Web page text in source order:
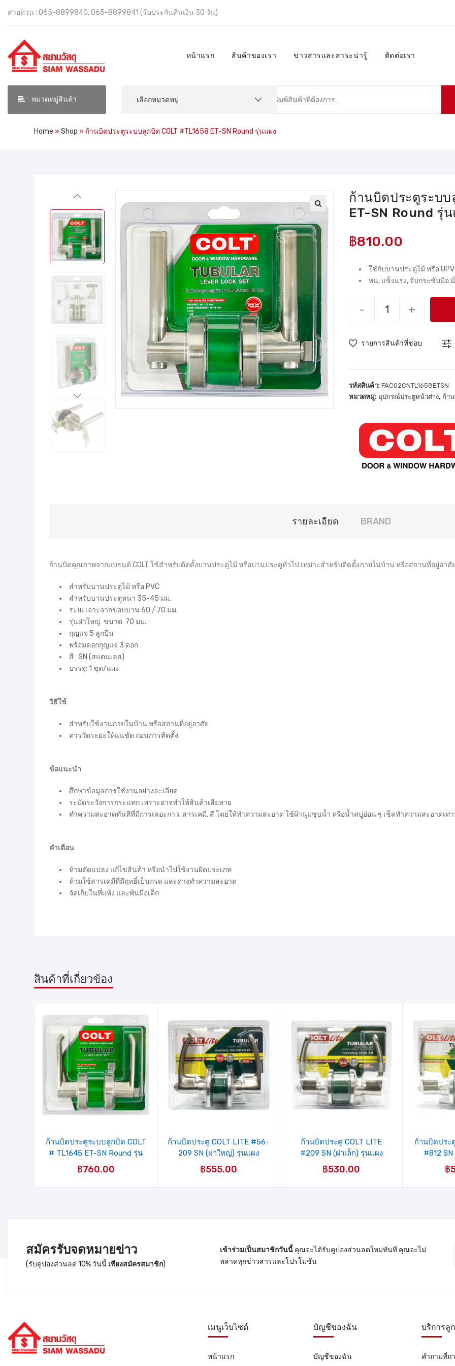
สายด่วน : 065-8899840, 065-8899841 (รับประกันคืนเงิน 30 วัน)
หน้าแรก สินค้าของเรา ข่าวสารและสาระน่ารู้ ติดต่อเรา
หมวดหมู่สินค้า
Home »Shop » ก้านบิดประตูระบบลูกบิด COLT #TL1658 ET-SN Round รุ่นแผง
ก้านบิดประตูระบบ
ET-SN Round รุ่
฿810.00
ใช้กับบานประตูไม้ หรือ
ทน, แข็งแรง, จับกระชับมือ
- +
รายการสินค้าที่ชอบ
รหัสสินค้า: FAC02CNTL1658ETSN
หมวดหมู่: อุปกรณ์ประตูหน้าต่าง, ก้า
รายละเอียด BRAND
ก้านบิดคุณภาพจากแบรนด์ COLT ใช้สำหรับติดตั้งบานประตูไม้ หรือบานประตูทั่วไป เหมาะสำหรับติดตั้งภายในบ้าน หรือสถานที่อยู่อาศั
สำหรับบานประตูไม้ หรือ PVC
สำหรับบานประตูหนา 35-45 มม.
ระยะเจาะจากขอบบาน 60 / 70 มม.
รุ่นฝาใหญ่ ขนาด 70 มม.
กุญแจ 5 ลูกปืน
พร้อมดอกกุญแจ 3 ดอก
สี : SN (สแตนเลส)
บรรจุ: 1 ชุด/แผง
วิธีใช้
สำหรับใช้งานภายในบ้าน หรือสถานที่อยู่อาศัย
ควรวัดระยะให้แน่ชัด ก่อนการติดตั้ง
ข้อแนะนำ
ศึกษาข้อมูลการใช้งานอย่างละเอียด
ระมัดระวังการกระแทก เพราะอาจทำให้สินค้าเสียหาย
ทำความสะอาดทันทีที่มีการเลอะกาว, สารเคมี, สี โดยให้ทำความสะอาด ใช้ผ้านุ่มชุบน้ำ หรือน้ำสบู่อ่อน ๆ เช็ดทำความสะอาดเท่
คำเตือน
ห้ามดัดแปลง แก้ไขสินค้า หรือนำไปใช้งานผิดประเภท
ห้ามใช้สารเคมีที่มีฤทธิ์เป็นกรด และด่างทำความสะอาด
จัดเก็บในที่แห้ง และพ้นมือเด็ก
สินค้าที่เกี่ยวข้อง
รายการ
สินค้าที่
ชอบ
ก้านบิดประตูระบบลูกบิด COLT
# TL1645 ET-SN Round รุ่น
แผง
฿760.00
รายการ
สินค้าที่
ชอบ
ก้านบิดประตู COLT LITE #56-
209 SN (ฝาใหญ่) รุ่นแผง
฿555.00
รายการ
สินค้าที่
ชอบ
ก้านบิดประตู COLT LITE
#209 SN (ฝาเล็ก) รุ่นแผง
฿530.00
ร
ก้านบิดประ
#812
฿
สมัครรับจดหมายข่าว
(รับคูปองส่วนลด 10% วันนี้ เพียงสมัครสมาชิก)
เข้าร่วมเป็นสมาชิกวันนี้ คุณจะได้รับคูปองส่วนลดใหม่ทันที คุณจะไม่
พลาดทุกข่าวสารและโปรโมชั่น
เมนูเว็บไซต์
หน้าแรก
บัญชีของฉัน
บัญชีของฉัน
บริการลู
คำถามที่ถ